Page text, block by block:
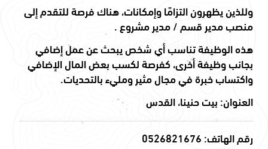
وللذين يظهرون التزامًا وإمكانات، هناك فرصة للتقدم إلى
منصب مدير قسم / مدير مشروع .
هذه الوظيفة تناسب أي شخص يبحث عن عمل إضافي
بجانب وظيفة أخرى، كفرصة لكسب بعض المال الإضافي
واكتساب خبرة في مجال مثير ومليء بالتحديات.
العنوان: بيت حنينا، القدس
رقم الهاتف: 0526821676